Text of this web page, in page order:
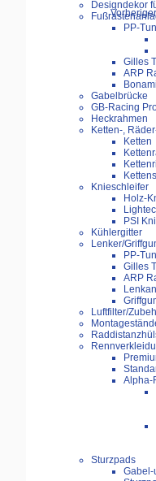
Designdekor
PP-
Gilles
ARP
Gabelbrücke
GB-Racing
Heckrahmen
Ketten-,
Ketten
Knieschleifer
Holz-
PSI
Kühlergitter
Lenker/
PP-
Gilles
ARP
Luftfilter/
Alpha-
Sturzpads
Gabel-